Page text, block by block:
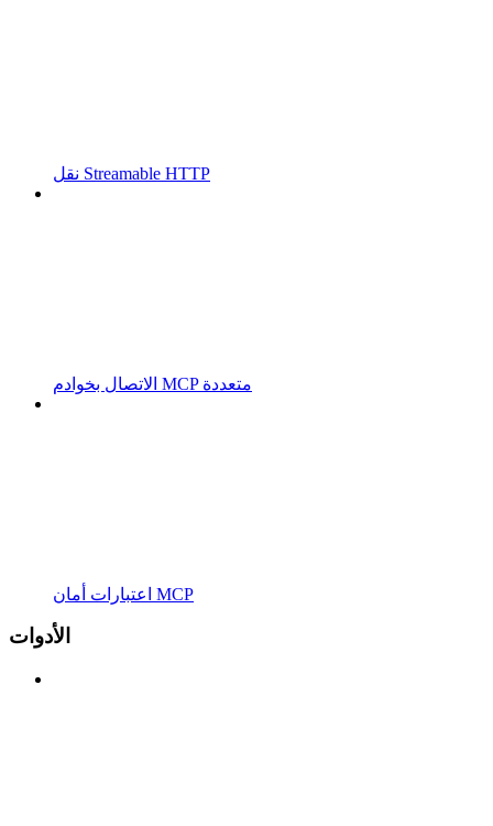
نقل Streamable HTTP
الاتصال بخوادم MCP متعددة
اعتبارات أمان MCP
الأدوات